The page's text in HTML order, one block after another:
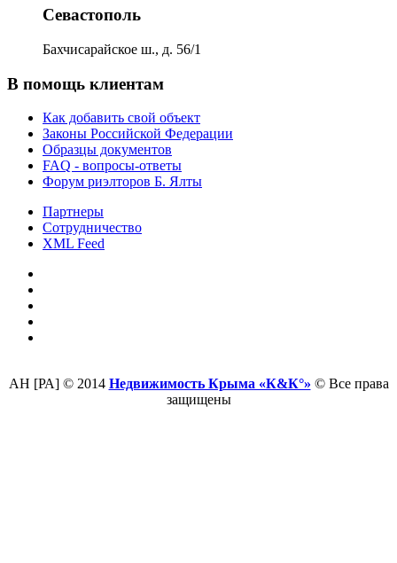
Севастополь
Бахчисарайское ш., д. 56/1
В помощь клиентам
Как добавить свой объект
Законы Российской Федерации
Образцы документов
FAQ - вопросы-ответы
Форум риэлторов Б. Ялты
Партнеры
Сотрудничество
XML Feed
АН [РА] © 2014 Недвижимость Крыма «К&К°» © Все права
защищены